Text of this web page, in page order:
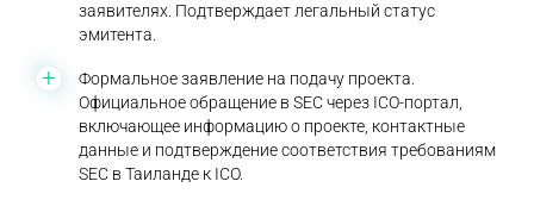
заявителях. Подтверждает легальный статус
эмитента.
Формальное заявление на подачу проекта.
Официальное обращение в SEC через ICO-портал,
включающее информацию о проекте, контактные
данные и подтверждение соответствия требованиям
SEC в Таиланде к ICO.